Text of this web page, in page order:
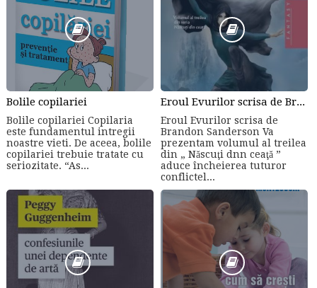
Bolile copilariei
Bolile copilariei Copilaria
este fundamentul intregii
noastre vieti. De aceea, bolile
copilariei trebuie tratate cu
seriozitate. “As...
Eroul Evurilor scrisa de Brandon Sanderson (Volumul 3)
Eroul Evurilor scrisa de
Brandon Sanderson Va
prezentam volumul al treilea
din „ Născuţi dnn ceaţă ”
aduce încheierea tuturor
conflictel...